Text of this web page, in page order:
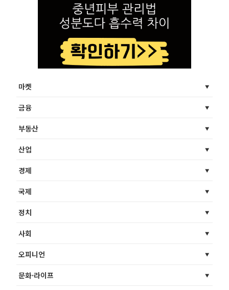
마켓
금융
부동산
산업
경제
국제
정치
사회
오피니언
문화·라이프